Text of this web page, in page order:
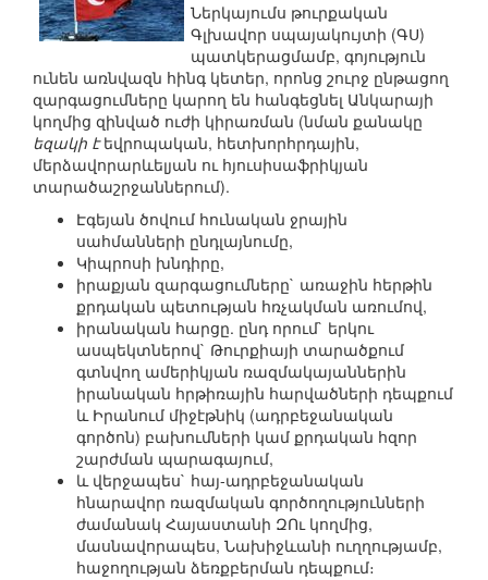
Ներկայումս թուրքական
Գլխավոր սպայակույտի (ԳՍ)
պատկերացմամբ, գոյություն
ունեն առնվազն հինգ կետեր, որոնց շուրջ ընթացող
զարգացումները կարող են հանգեցնել Անկարայի
կողմից զինված ուժի կիրառման (նման քանակը
եզակի էեվրոպական, հետխորհրդային,
մերձավորարևելյան ու հյուսիսաֆրիկյան
տարածաշրջաններում).
Էգեյան ծովում հունական ջրային
սահմանների ընդլայնումը,
Կիպրոսի խնդիրը,
իրաքյան զարգացումները` առաջին հերթին
քրդական պետության հռչակման առումով,
իրանական հարցը. ընդ որում` երկու
ասպեկտներով` Թուրքիայի տարածքում
գտնվող ամերիկյան ռազմակայաններին
իրանական հրթիռային հարվածների դեպքում
և Իրանում միջէթնիկ (ադրբեջանական
գործոն) բախումների կամ քրդական հզոր
շարժման պարագայում,
և վերջապես` հայ-ադրբեջանական
հնարավոր ռազմական գործողությունների
ժամանակ Հայաստանի ԶՈւ կողմից,
մասնավորապես, Նախիջևանի ուղղությամբ,
հաջողության ձեռքբերման դեպքում։